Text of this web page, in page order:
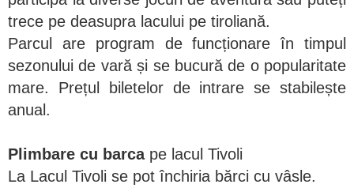
trece pe deasupra lacului pe tiroliană.
Parcul are program de funcționare în timpul
sezonului de vară și se bucură de o popularitate
mare. Prețul biletelor de intrare se stabilește
anual.
Plimbare cu barca pe lacul Tivoli
La Lacul Tivoli se pot închiria bărci cu vâsle.